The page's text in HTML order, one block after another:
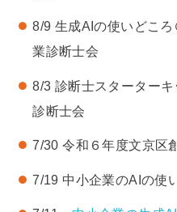
8/9 生成AIの使いどこ
業診断士会
8/3 診断士スターター
診断士会
7/30 令和６年度文京区
7/19 中小企業のAIの使